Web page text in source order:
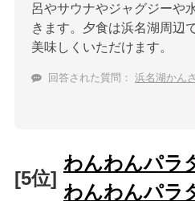
呂やサウナやジャグジーや
きます。夕食は浜名湖周辺
美味しくいただけます。
回答された質問： 浜名湖かん
[5位]
わんわんパラ
わんわんパラ